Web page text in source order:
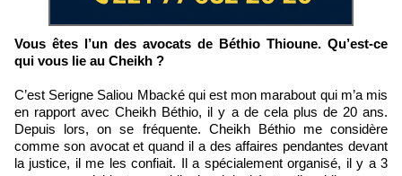
Vous êtes l’un des avocats de Béthio Thioune. Qu’est-ce
qui vous lie au Cheikh ?
C’est Serigne Saliou Mbacké qui est mon marabout qui m’a mis
en rapport avec Cheikh Béthio, il y a de cela plus de 20 ans.
Depuis lors, on se fréquente. Cheikh Béthio me considère
comme son avocat et quand il a des affaires pendantes devant
la justice, il me les confiait. Il a spécialement organisé, il y a 3